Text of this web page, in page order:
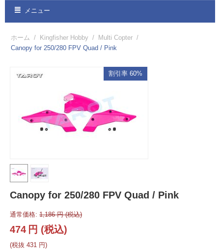
メニュー
ホーム / Kingfisher Hobby / Multi Copter /
Canopy for 250/280 FPV Quad / Pink
割引率 60%
Canopy for 250/280 FPV Quad / Pink
通常価格: 1,186 円(税込)
474 円 (税込)
(税抜 431 円)